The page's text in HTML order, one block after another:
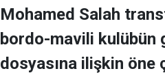
Mohamed Salah
bordo-mavili
dosyasına ilişkin öne